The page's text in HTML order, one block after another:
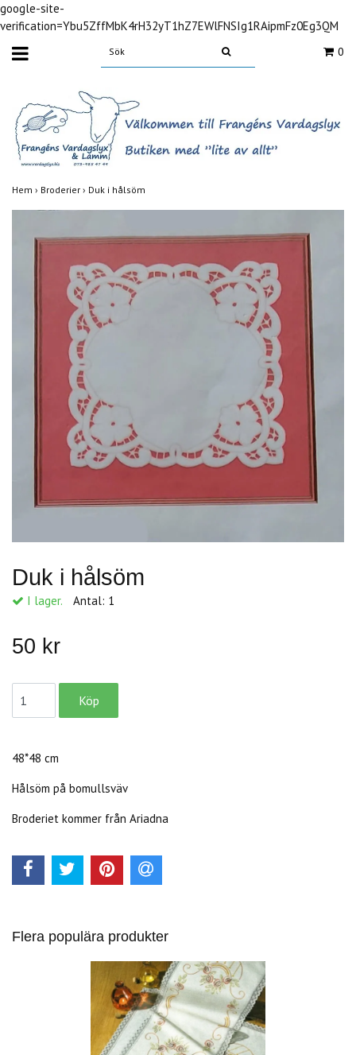
google-site-
verification=Ybu5ZffMbK4rH32yT1hZ7EWlFNSIg1RAipmFz0Eg3QM
0
Hem › Broderier › Duk i hålsöm
Duk i hålsöm
I lager. Antal: 1
50 kr
48*48 cm
Hålsöm på bomullsväv
Broderiet kommer från Ariadna
Flera populära produkter